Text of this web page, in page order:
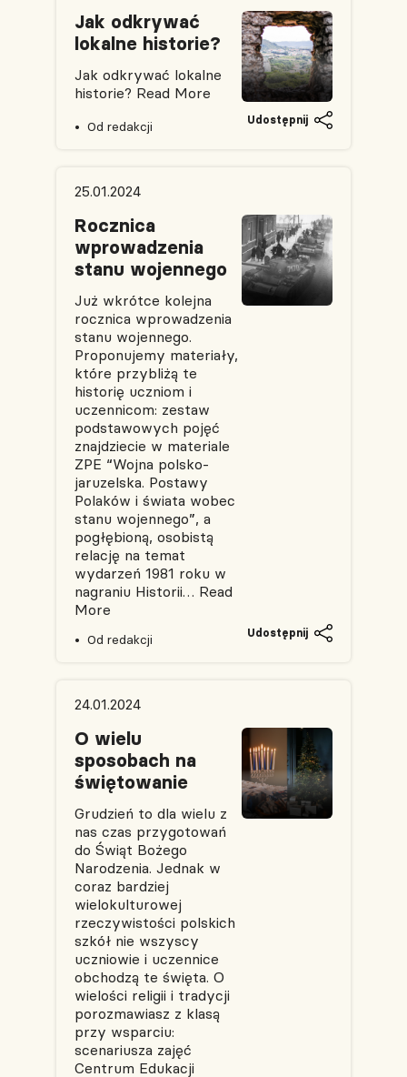
Jak odkrywać
lokalne historie?
Jak odkrywać lokalne
historie? Read More
Od redakcji Udostępnij
25.01.2024
Rocznica
wprowadzenia
stanu wojennego
Już wkrótce kolejna
rocznica wprowadzenia
stanu wojennego.
Proponujemy materiały,
które przybliżą te
historię uczniom i
uczennicom: zestaw
podstawowych pojęć
znajdziecie w materiale
ZPE “Wojna polsko-
jaruzelska. Postawy
Polaków i świata wobec
stanu wojennego”, a
pogłębioną, osobistą
relację na temat
wydarzeń 1981 roku w
nagraniu Historii… Read
More
Od redakcji Udostępnij
24.01.2024
O wielu
sposobach na
świętowanie
Grudzień to dla wielu z
nas czas przygotowań
do Świąt Bożego
Narodzenia. Jednak w
coraz bardziej
wielokulturowej
rzeczywistości polskich
szkół nie wszyscy
uczniowie i uczennice
obchodzą te święta. O
wielości religii i tradycji
porozmawiasz z klasą
przy wsparciu:
scenariusza zajęć
Centrum Edukacji